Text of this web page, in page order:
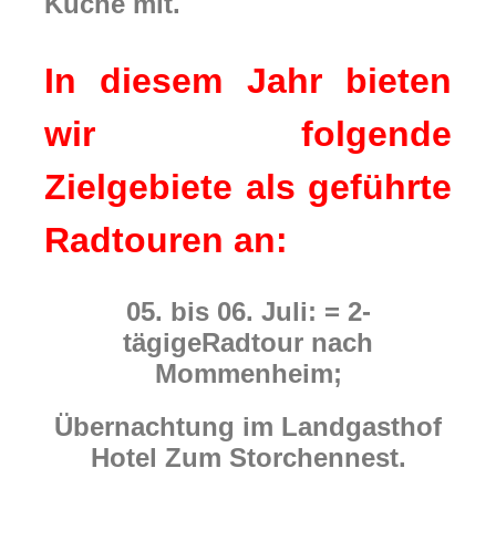
In diesem Jahr bieten
wir folgende
Zielgebiete als geführte
Radtouren an:
05. bis 06. Juli: = 2-
tägigeRadtour nach
Mommenheim;
Übernachtung im Landgasthof
Hotel Zum Storchennest.